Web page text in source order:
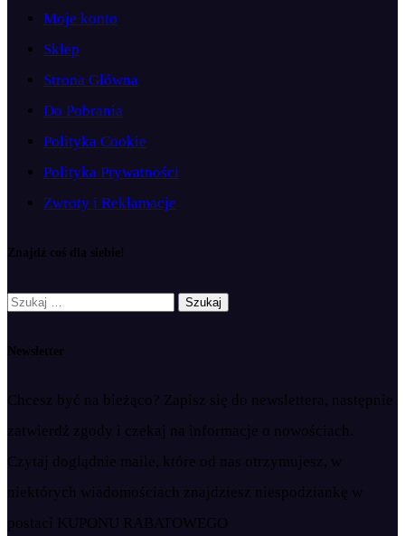
Moje konto
Sklep
Strona Główna
Do Pobrania
Polityka Cookie
Polityka Prywatności
Zwroty i Reklamacje
Znajdź coś dla siebie!
Szukaj:
Newsletter
Chcesz być na bieżąco? Zapisz się do newslettera, następnie
zatwierdź zgody i czekaj na informacje o nowościach.
Czytaj doglądnie maile, które od nas otrzymujesz, w
niektórych wiadomościach znajdziesz niespodziankę w
postaci KUPONU RABATOWEGO